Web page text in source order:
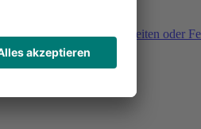
Sie haben Fragen, Unklarheiten oder
Buchung?